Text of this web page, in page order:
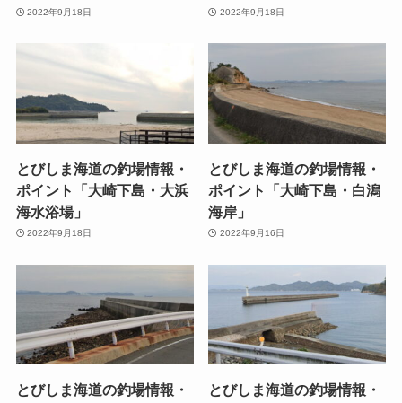
2022年9月18日 2022年9月18日
とびしま海道の釣場情報・
ポイント「大崎下島・大浜
海水浴場」
2022年9月18日
とびしま海道の釣場情報・
ポイント「大崎下島・白潟
海岸」
2022年9月16日
とびしま海道の釣場情報・
とびしま海道の釣場情報・